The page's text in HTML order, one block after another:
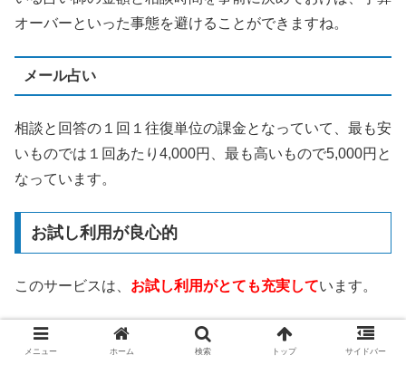
オーバーといった事態を避けることができますね。
メール占い
相談と回答の１回１往復単位の課金となっていて、最も安
いものでは１回あたり4,000円、最も高いもので5,000円と
なっています。
お試し利用が良心的
このサービスは、 お試し利用がとても充実しています。
3,000円分の無料相談ポイント
メニュー ホーム 検索 トップ サイドバー